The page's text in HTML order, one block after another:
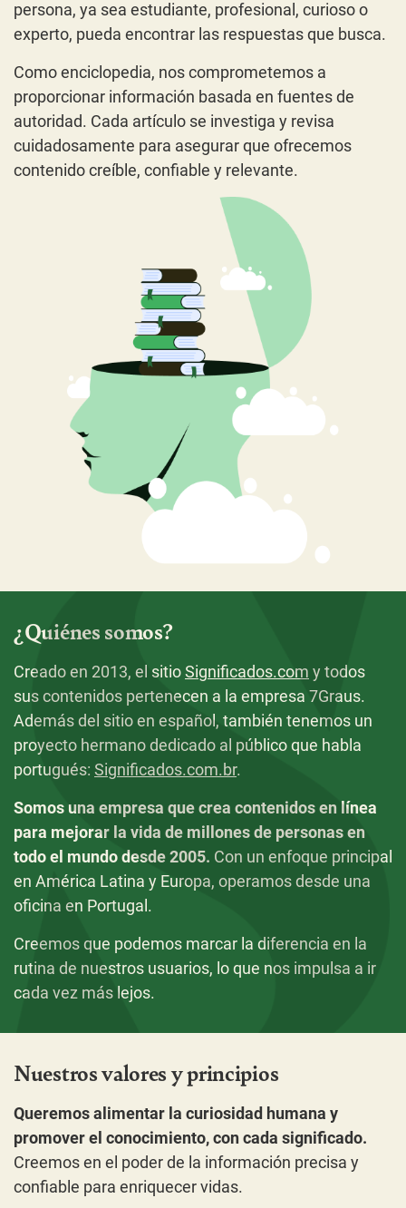
persona, ya sea estudiante, profesional, curioso o
experto, pueda encontrar las respuestas que busca.
Como enciclopedia, nos comprometemos a
proporcionar información basada en fuentes de
autoridad. Cada artículo se investiga y revisa
cuidadosamente para asegurar que ofrecemos
contenido creíble, confiable y relevante.
¿Quiénes somos?
Creado en 2013, el sitio Significados.com y todos
sus contenidos pertenecen a la empresa 7Graus.
Además del sitio en español, también tenemos un
proyecto hermano dedicado al público que habla
portugués: Significados.com.br.
Somos una empresa que crea contenidos en línea
para mejorar la vida de millones de personas en
todo el mundo desde 2005. Con un enfoque principal
en América Latina y Europa, operamos desde una
oficina en Portugal.
Creemos que podemos marcar la diferencia en la
rutina de nuestros usuarios, lo que nos impulsa a ir
cada vez más lejos.
Nuestros valores y principios
Queremos alimentar la curiosidad humana y
promover el conocimiento, con cada significado.
Creemos en el poder de la información precisa y
confiable para enriquecer vidas.